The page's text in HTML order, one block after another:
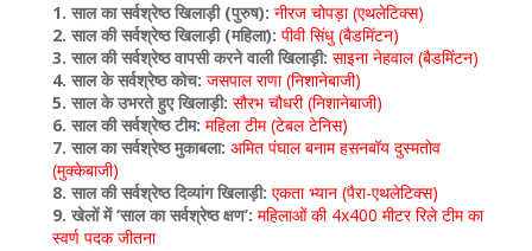
1. साल का सर्वश्रेष्ठ खिलाड़ी (पुरुष): नीरज चोपड़ा (एथलेटिक्स)
2. साल की सर्वश्रेष्ठ खिलाड़ी (महिला): पीवी सिंधु (बैडमिंटन)
3. साल की सर्वश्रेष्ठ वापसी करने वाली खिलाड़ी: साइना नेहवाल (बैडमिंटन)
4. साल के सर्वश्रेष्ठ कोच: जसपाल राणा (निशानेबाजी)
5. साल के उभरते हुए खिलाड़ी: सौरभ चौधरी (निशानेबाजी)
6. साल की सर्वश्रेष्ठ टीम: महिला टीम (टेबल टेनिस)
7. साल का सर्वश्रेष्ठ मुकाबला: अमित पंघाल बनाम हसनबॉय दुस्मतोव
(मुक्केबाजी)
8. साल की सर्वश्रेष्ठ दिव्यांग खिलाड़ी: एकता भ्यान (पैरा-एथलेटिक्स)
9. खेलों में ‘साल का सर्वश्रेष्ठ क्षण’: महिलाओं की 4x400 मीटर रिले टीम का
स्वर्ण पदक जीतना